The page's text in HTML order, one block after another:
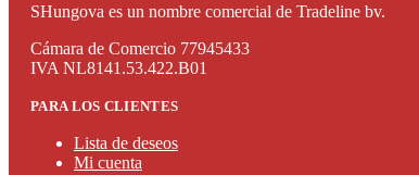
SHungova es un nombre comercial de Tradeline bv.
Cámara de Comercio 77945433
IVA NL8141.53.422.B01
PARA LOS CLIENTES
Lista de deseos
Mi cuenta